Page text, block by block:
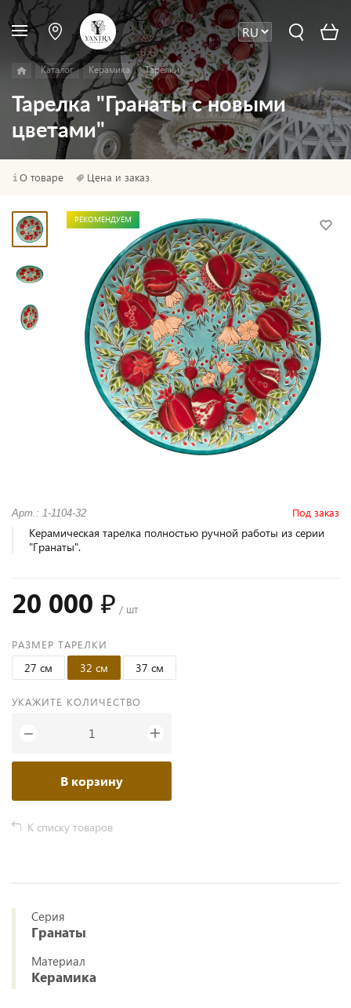
Каталог Керамика Тарелки
Тарелка "Гранаты с новыми
цветами"
О товаре Цена и заказ
РЕКОМЕНДУЕМ
Арт.: 1-1104-32 Под заказ
Керамическая тарелка полностью ручной работы из серии
"Гранаты".
20 000 ₽ / шт
РАЗМЕР ТАРЕЛКИ
27 см 32 см 37 см
УКАЖИТЕ КОЛИЧЕСТВО
− +
В корзину
К списку товаров
Серия
Гранаты
Материал
Керамика